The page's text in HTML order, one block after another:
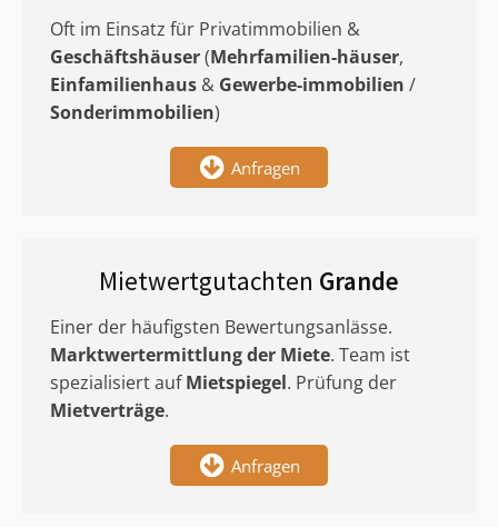
Oft im Einsatz für Privatimmobilien &
Geschäftshäuser(Mehrfamilien-häuser,
Einfamilienhaus & Gewerbe-immobilien /
Sonderimmobilien)
Anfragen
Mietwertgutachten Grande
Einer der häufigsten Bewertungsanlässe.
Marktwertermittlungder Miete. Team ist
spezialisiert aufMietspiegel. Prüfung der
Mietverträge.
Anfragen